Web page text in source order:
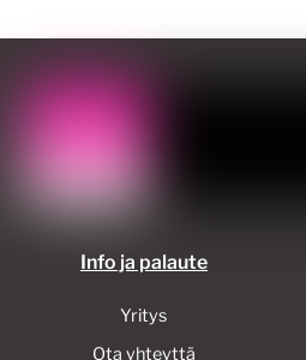
Info ja palaute
Yritys
Ota yhteyttä